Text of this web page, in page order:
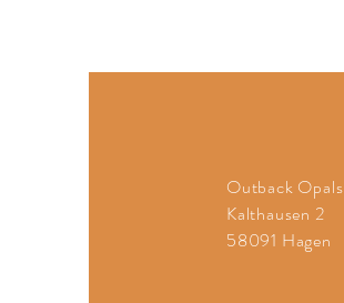
Outback Opals
Kalthausen 2
58091 Hagen